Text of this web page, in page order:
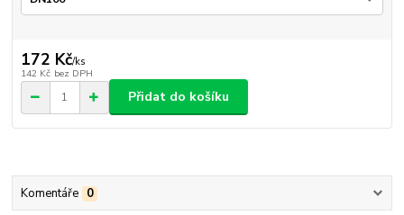
172 Kč/ks
142 Kč bez DPH
Přidat do košíku
Komentáře 0